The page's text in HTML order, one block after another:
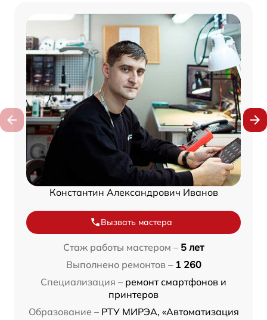
Константин Александрович Иванов
Вызвать мастера
Стаж работы мастером – 5 лет
Выполнено ремонтов – 1 260
Специализация – ремонт смартфонов и
принтеров
Образование – РТУ МИРЭА, «Автоматизация